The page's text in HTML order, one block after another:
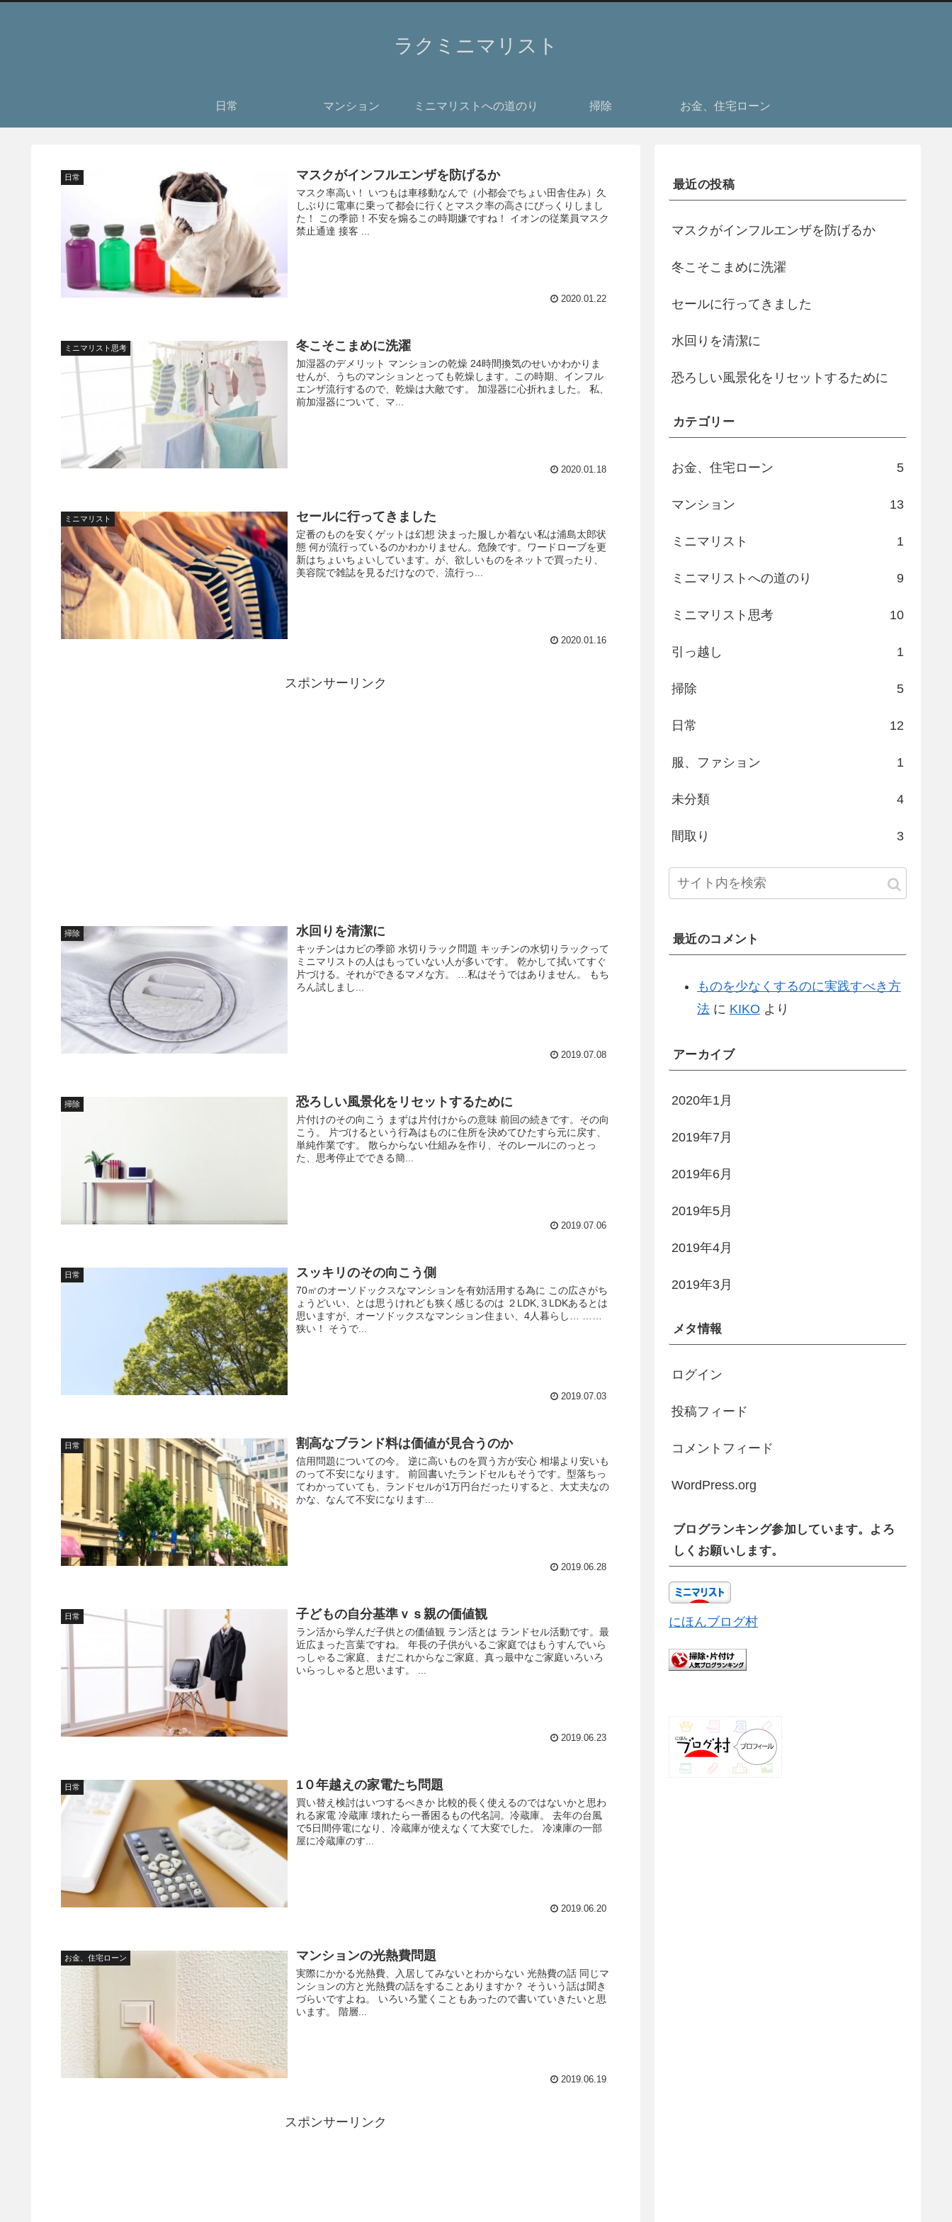
ラクミニマリスト
日常 マンション ミニマリストへの道のり 掃除 お金、住宅ローン
日常 マスクがインフルエンザを防げるか
マスク率高い！ いつもは車移動なんで（小都会でちょい田舎住み）久
しぶりに電車に乗って都会に行くとマスク率の高さにびっくりしまし
た！ この季節！不安を煽るこの時期嫌ですね！ イオンの従業員マスク
禁止通達 接客 ...
2020.01.22
ミニマリスト思考 冬こそこまめに洗濯
加湿器のデメリット マンションの乾燥 24時間換気のせいかわかりま
せんが、うちのマンションとっても乾燥します。この時期、インフル
エンザ流行するので、乾燥は大敵です。 加湿器に心折れました。 私、
前加湿器について、マ...
2020.01.18
ミニマリスト セールに行ってきました
定番のものを安くゲットは幻想 決まった服しか着ない私は浦島太郎状
態 何が流行っているのかわかりません。危険です。ワードローブを更
新はちょいちょいしています。が、欲しいものをネットで買ったり、
美容院で雑誌を見るだけなので、流行っ...
2020.01.16
スポンサーリンク
掃除 水回りを清潔に
キッチンはカビの季節 水切りラック問題 キッチンの水切りラックって
ミニマリストの人はもっていない人が多いです。 乾かして拭いてすぐ
片づける。それができるマメな方。 …私はそうではありません。 もち
ろん試しまし...
2019.07.08
掃除 恐ろしい風景化をリセットするために
片付けのその向こう まずは片付けからの意味 前回の続きです。その向
こう。 片づけるという行為はものに住所を決めてひたすら元に戻す、
単純作業です。 散らからない仕組みを作り、そのレールにのっとっ
た、思考停止でできる簡...
2019.07.06
日常 スッキリのその向こう側
70㎡のオーソドックスなマンションを有効活用する為に この広さがち
ょうどいい、とは思うけれども狭く感じるのは ２LDK,３LDKあるとは
思いますが、オーソドックスなマンション住まい、4人暮らし… ……
狭い！ そうで...
2019.07.03
日常 割高なブランド料は価値が見合うのか
信用問題についての今。 逆に高いものを買う方が安心 相場より安いも
のって不安になります。 前回書いたランドセルもそうです。型落ちっ
てわかっていても、ランドセルが1万円台だったりすると、大丈夫なの
かな、なんて不安になります...
2019.06.28
日常 子どもの自分基準ｖｓ親の価値観
ラン活から学んだ子供との価値観 ラン活とは ランドセル活動です。最
近広まった言葉ですね。 年長の子供がいるご家庭ではもうすんでいら
っしゃるご家庭、まだこれからなご家庭、真っ最中なご家庭いろいろ
いらっしゃると思います。 ...
2019.06.23
日常 1０年越えの家電たち問題
買い替え検討はいつするべきか 比較的長く使えるのではないかと思わ
れる家電 冷蔵庫 壊れたら一番困るもの代名詞。冷蔵庫。 去年の台風
で5日間停電になり、冷蔵庫が使えなくて大変でした。 冷凍庫の一部
屋に冷蔵庫のす...
2019.06.20
お金、住宅ローン マンションの光熱費問題
実際にかかる光熱費、入居してみないとわからない 光熱費の話 同じマ
ンションの方と光熱費の話をすることありますか？ そういう話は聞き
づらいですよね。 いろいろ驚くこともあったので書いていきたいと思
います。 階層...
2019.06.19
スポンサーリンク
最近の投稿
マスクがインフルエンザを防げるか
冬こそこまめに洗濯
セールに行ってきました
水回りを清潔に
恐ろしい風景化をリセットするために
カテゴリー
お金、住宅ローン 5
マンション 13
ミニマリスト 1
ミニマリストへの道のり 9
ミニマリスト思考 10
引っ越し 1
掃除 5
日常 12
服、ファション 1
未分類 4
間取り 3
最近のコメント
ものを少なくするのに実践すべき方
法 に KIKO より
アーカイブ
2020年1月
2019年7月
2019年6月
2019年5月
2019年4月
2019年3月
メタ情報
ログイン
投稿フィード
コメントフィード
WordPress.org
ブログランキング参加しています。よろ
しくお願いします。
にほんブログ村